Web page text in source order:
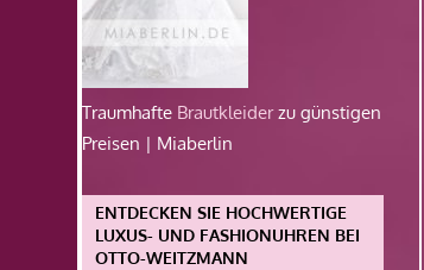
Traumhafte Brautkleiderzu günstigen
Preisen | Miaberlin
ENTDECKEN SIE HOCHWERTIGE
LUXUS- UND FASHIONUHREN BEI
OTTO-WEITZMANN